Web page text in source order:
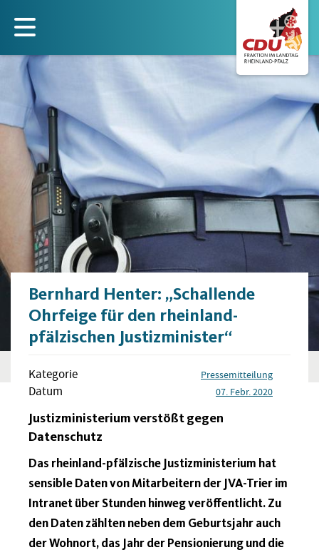
zum
Inhalt
Bernhard Henter: „Schallende
Ohrfeige für den rheinland-
pfälzischen Justizminister“
Kategorie Pressemitteilung
Datum 07. Febr. 2020
Justizministerium verstößt gegen
Datenschutz
Das rheinland-pfälzische Justizministerium hat
sensible Daten von Mitarbeitern der JVA-Trier im
Intranet über Stunden hinweg veröffentlicht. Zu
den Daten zählten neben dem Geburtsjahr auch
der Wohnort, das Jahr der Pensionierung und die